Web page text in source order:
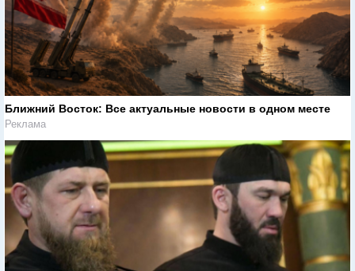
Ближний Восток: Все актуальные новости в одном месте
Реклама